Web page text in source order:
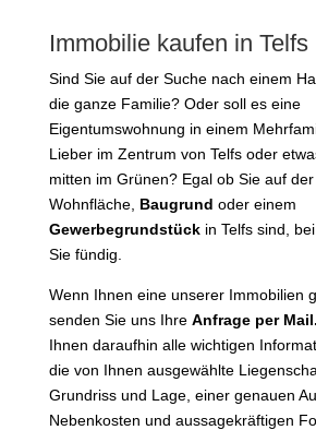
Immobilie kaufen in Telfs
Sind Sie auf der Suche nach einem
die ganze Familie? Oder soll es eine
Eigentumswohnung in einem
Lieber im Zentrum von Telfs oder
mitten im Grünen? Egal ob Sie auf
Wohnfläche, Baugrund oder einem
Gewerbegrundstückin Telfs sind,
Sie fündig.
Wenn Ihnen eine unserer Immobilien
senden Sie uns Ihre Anfrage per Mail.
Ihnen daraufhin alle wichtigen
die von Ihnen ausgewählte
Grundriss und Lage, einer genauen
Nebenkosten und aussagekräftigen